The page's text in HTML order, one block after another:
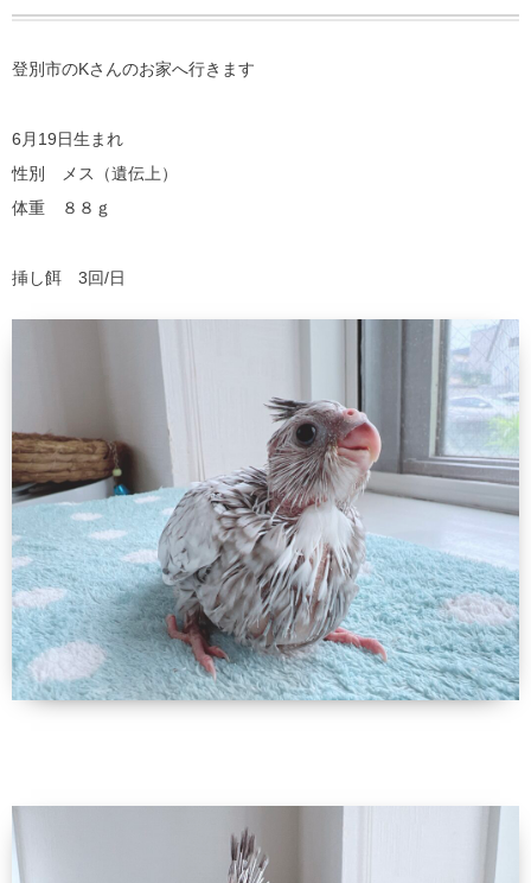
登別市のKさんのお家へ行きます
6月19日生まれ
性別 メス（遺伝上）
体重 ８８ｇ
挿し餌 3回/日